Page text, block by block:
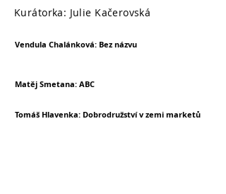
Kurátorka: Julie Kačerovská
Vendula Chalánková: Bez názvu
Matěj Smetana: ABC
Tomáš Hlavenka: Dobrodružství v zemi marketů